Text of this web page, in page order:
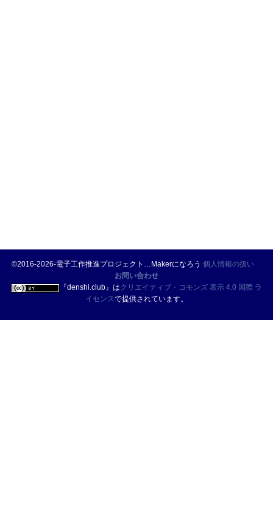
©2016-2026-電子工作推進プロジェクト…Makerになろう 個人情報の扱い
お問い合わせ
『denshi.club』はクリエイティブ・コモンズ 表示 4.0 国際 ラ
イセンスで提供されています。